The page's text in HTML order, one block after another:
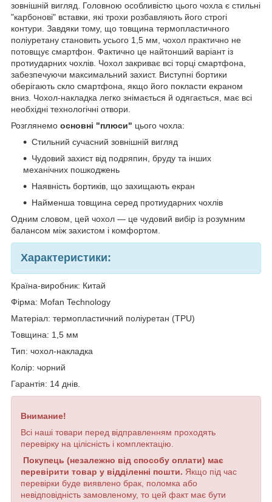
зовнішній вигляд. Головною особливістю цього чохла є стильні
"карбонові" вставки, які трохи розбавляють його строгі
контури. Завдяки тому, що товщина термопластичного
поліуретану становить усього 1,5 мм, чохол практично не
потовщує смартфон. Фактично це найтонший варіант із
протиударних чохлів. Чохол закриває всі торці смартфона,
забезпечуючи максимальний захист. Виступні бортики
оберігають скло смартфона, якщо його покласти екраном
вниз. Чохол-накладка легко знімається й одягається, має всі
необхідні технологічні отвори.
Розглянемо основні "плюси" цього чохла:
Стильний сучасний зовнішній вигляд
Чудовий захист від подряпин, бруду та інших
механічних пошкоджень
Наявність бортиків, що захищають екран
Найменша товщина серед протиударних чохлів
Одним словом, цей чохол — це чудовий вибір із розумним
балансом між захистом і комфортом.
Характеристики:
Країна-виробник: Китай
Фірма: Mofan Technology
Матеріал: термопластичний поліуретан (TPU)
Товщина: 1,5 мм
Тип: чохол-накладка
Колір: чорний
Гарантія: 14 днів.
Внимание!
Всі наші товари перед відправленням проходять
перевірку на цілісність і комплектацію.
Покупець (незалежно від способу оплати) має
перевірити товар у відділенні пошти. Якщо під час
перевірки буде виявлено брак, поломка або
невідповідність замовленому, то цей факт має бути